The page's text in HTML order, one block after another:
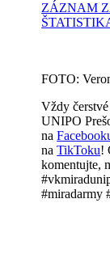
ZÁZNAM
FOTO:
Vždy
UNIPO
na
naTikToku!
komentujte,
#miradarmy